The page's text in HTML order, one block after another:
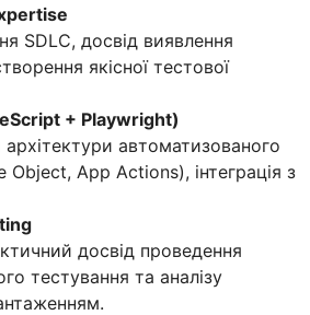
SDLC, досвід виявлення
якісної тестової
+ Playwright)
автоматизованого
Object, App Actions), інтеграція з
досвід проведення
тестування та аналізу